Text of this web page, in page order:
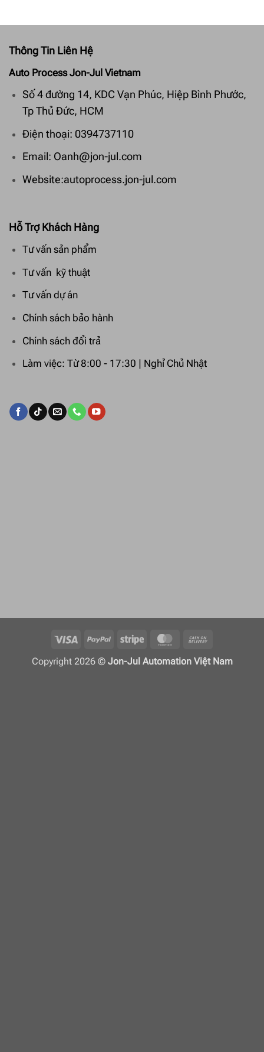
Thông Tin Liên Hệ
Auto Process Jon-Jul Vietnam
Số 4 đường 14, KDC Vạn Phúc, Hiệp Bình Phước,
Tp Thủ Đức, HCM
Điện thoại: 0394737110
Email: Oanh@jon-jul.com
Website:autoprocess.jon-jul.com
Hỗ Trợ Khách Hàng
Tư vấn sản phẩm
Tư vấn kỹ thuật
Tư vấn dự án
Chính sách bảo hành
Chính sách đổi trả
Làm việc: Từ 8:00 - 17:30 | Nghỉ Chủ Nhật
Visa PayPal Stripe MasterCard
Delivery
Copyright 2026 © Jon-Jul Automation Việt Nam